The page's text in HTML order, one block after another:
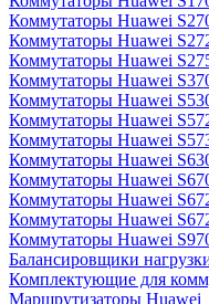
Коммутаторы Huawei
Коммутаторы Huawei
Коммутаторы Huawei
Коммутаторы Huawei
Коммутаторы Huawei
Коммутаторы Huawei
Коммутаторы Huawei
Коммутаторы Huawei
Коммутаторы Huawei
Коммутаторы Huawei
Коммутаторы Huawei
Коммутаторы Huawei
Балансировщики
Комплектующие для
Маршрутизаторы Huawei